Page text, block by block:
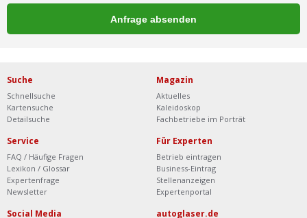
Suche
Schnellsuche
Kartensuche
Detailsuche
Magazin
Aktuelles
Kaleidoskop
Fachbetriebe im Porträt
Service
FAQ / Häufige Fragen
Lexikon / Glossar
Expertenfrage
Newsletter
Für Experten
Betrieb eintragen
Business-Eintrag
Stellenanzeigen
Expertenportal
Social Media autoglaser.de